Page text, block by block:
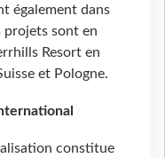
également dans
projets sont en
Resort en
et Pologne.
constitue